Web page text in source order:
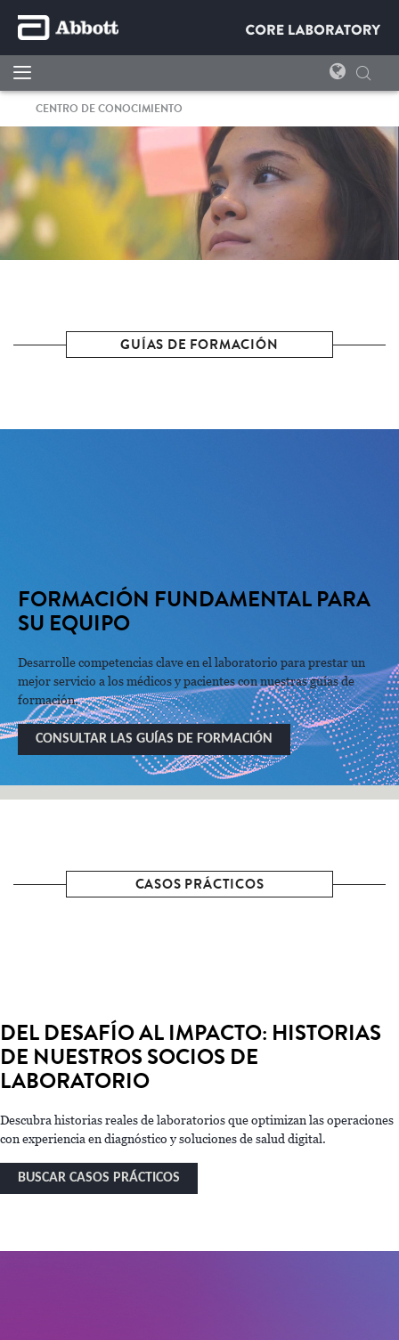
CENTRO DE CONOCIMIENTO
AL CENTRO DE
GUÍAS DE FORMACIÓN
FORMACIÓN FUNDAMENTAL PARA
SU EQUIPO
Desarrolle competencias clave en el laboratorio para prestar un
mejor servicio a los médicos y pacientes con nuestras guías de
formación.
CONSULTAR LAS GUÍAS DE FORMACIÓN
CASOS PRÁCTICOS
DEL DESAFÍO AL IMPACTO: HISTORIAS
DE NUESTROS SOCIOS DE
LABORATORIO
Descubra historias reales de laboratorios que optimizan las operaciones
con experiencia en diagnóstico y soluciones de salud digital.
BUSCAR CASOS PRÁCTICOS